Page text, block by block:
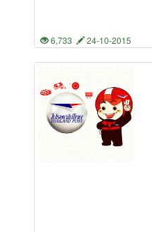
6,733 24-10-2015